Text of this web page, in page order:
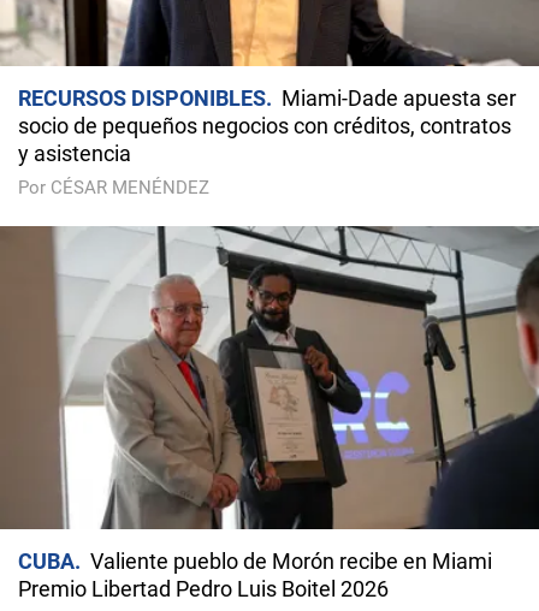
RECURSOS DISPONIBLES
Miami-Dade apuesta ser
socio de pequeños negocios con créditos, contratos
y asistencia
Por CÉSAR MENÉNDEZ
CUBA
Valiente pueblo de Morón recibe en Miami
Premio Libertad Pedro Luis Boitel 2026